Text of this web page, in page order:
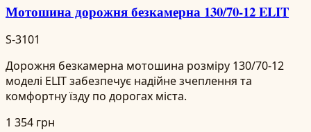
Мотошина дорожня безкамерна 130/70-12 ELIT
S-3101
Дорожня безкамерна мотошина розміру 130/70-12
моделі ELIT забезпечує надійне зчеплення та
комфортну їзду по дорогах міста.
1 354 грн